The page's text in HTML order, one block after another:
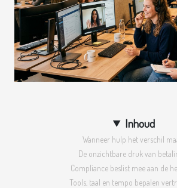
Inhoud
Wanneer hulp het verschil
De onzichtbare druk van
Compliance beslist mee aan de
Tools, taal en tempo bepalen